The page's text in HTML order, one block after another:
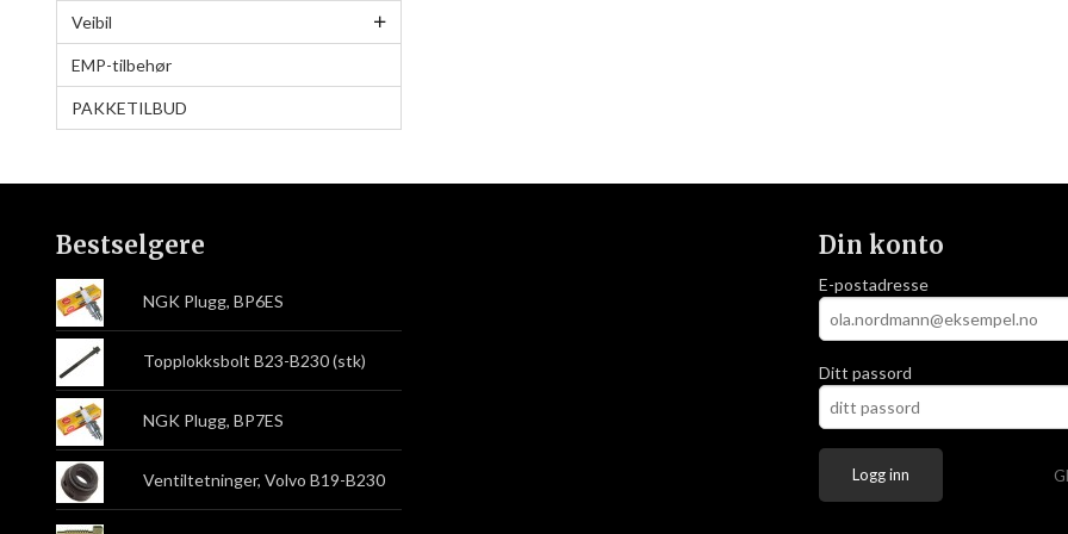
Veibil
EMP-tilbehør
PAKKETILBUD
Bestselgere
NGK Plugg, BP6ES
Topplokksbolt B23-B230 (stk)
NGK Plugg, BP7ES
Ventiltetninger, Volvo B19-B230
Din konto
E-postadresse
Ditt passord